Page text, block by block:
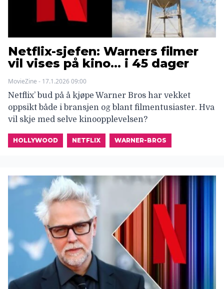
Netflix-sjefen: Warners filmer
vil vises på kino… i 45 dager
MovieZine - 17.1.2026 09:00
Netflix’ bud på å kjøpe Warner Bros har vekket
oppsikt både i bransjen og blant filmentusiaster. Hva
vil skje med selve kinoopplevelsen?
HOLLYWOOD NETFLIX WARNER-BROS